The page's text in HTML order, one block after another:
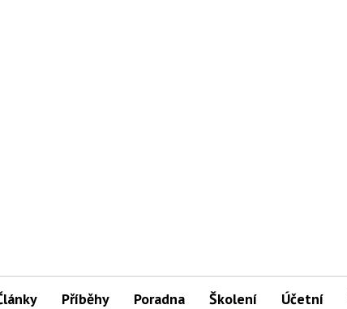
Příběhy Poradna Školení Účetní